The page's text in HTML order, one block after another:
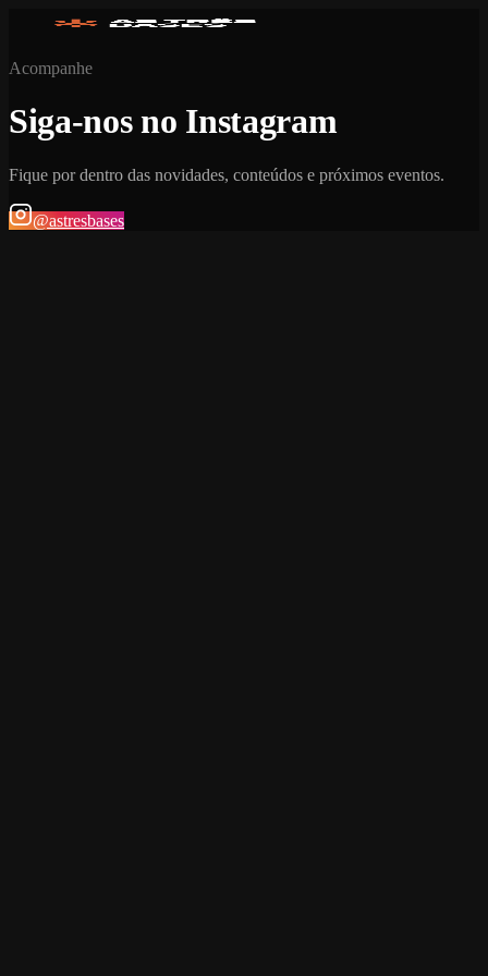
Acompanhe
Siga-nos no Instagram
Fique por dentro das novidades, conteúdos e próximos eventos.
@astresbases